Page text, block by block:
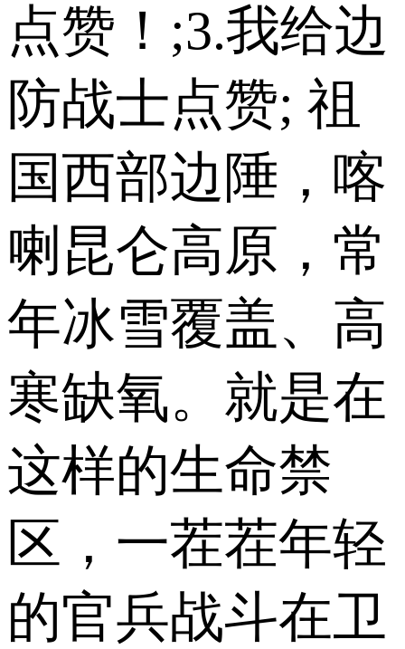
点赞！;3.我给边
防战士点赞; 祖
国西部边陲，喀
喇昆仑高原，常
年冰雪覆盖、高
寒缺氧。就是在
这样的生命禁
区，一茬茬年轻
的官兵战斗在卫